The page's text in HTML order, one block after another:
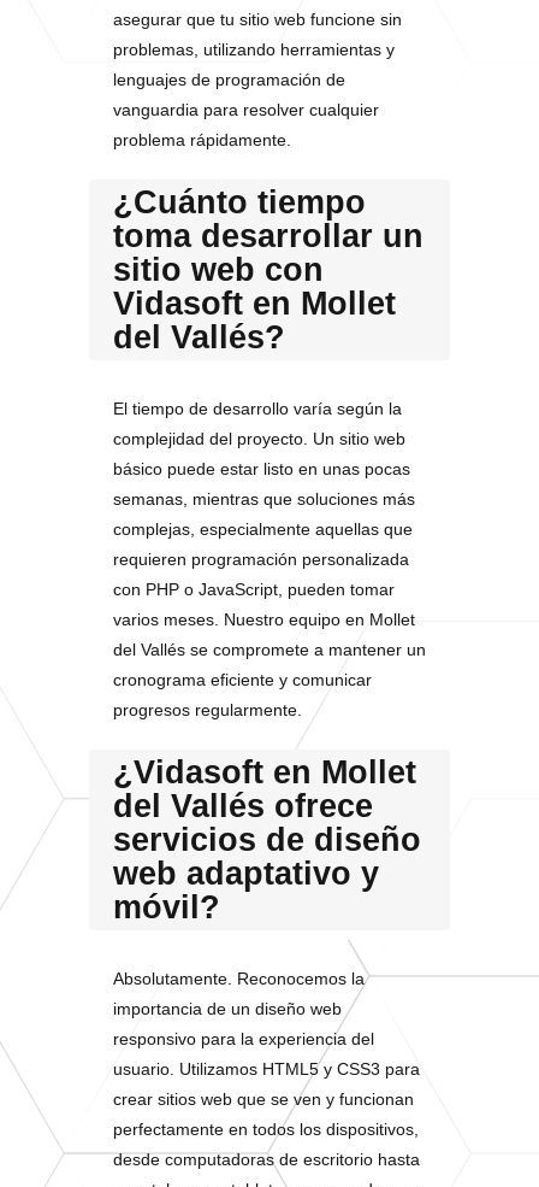
asegurar que tu sitio web funcione sin
problemas, utilizando herramientas y
lenguajes de programación de
vanguardia para resolver cualquier
problema rápidamente.
¿Cuánto tiempo
toma desarrollar un
sitio web con
Vidasoft en Mollet
del Vallés?
El tiempo de desarrollo varía según la
complejidad del proyecto. Un sitio web
básico puede estar listo en unas pocas
semanas, mientras que soluciones más
complejas, especialmente aquellas que
requieren programación personalizada
con PHP o JavaScript, pueden tomar
varios meses. Nuestro equipo en Mollet
del Vallés se compromete a mantener un
cronograma eficiente y comunicar
progresos regularmente.
¿Vidasoft en Mollet
del Vallés ofrece
servicios de diseño
web adaptativo y
móvil?
Absolutamente. Reconocemos la
importancia de un diseño web
responsivo para la experiencia del
usuario. Utilizamos HTML5 y CSS3 para
crear sitios web que se ven y funcionan
perfectamente en todos los dispositivos,
desde computadoras de escritorio hasta